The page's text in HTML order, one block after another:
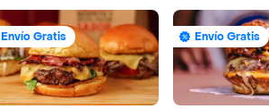
Envío Gratis Envío Gratis